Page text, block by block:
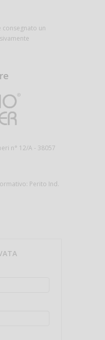
consegnato un
n° 12/A - 38057
Perito Ind.